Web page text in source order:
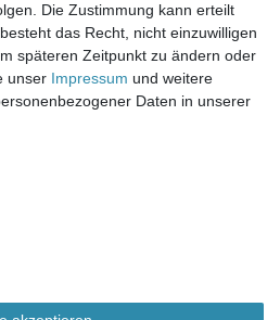
Uhr, Mittwoch Ruhetag,
Freitag 8.00 - 14.00 Uhr
Mehrwertsteuer und
. * Pflichtfeld
Die Zustimmung kann erteilt
das Recht, nicht einzuwilligen
späteren Zeitpunkt zu ändern oder
unser Impressum und weitere
Daten in unserer